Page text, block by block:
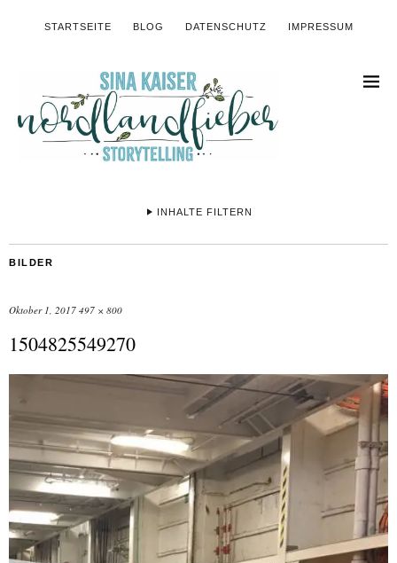
STARTSEITE BLOG DATENSCHUTZ IMPRESSUM
INHALTE FILTERN
BILDER
Oktober 1, 2017 497 × 800
1504825549270